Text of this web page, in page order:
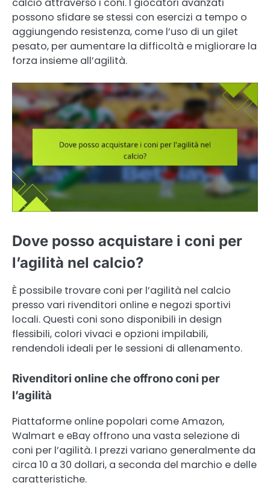
possono sfidare se stessi con esercizi a tempo o
aggiungendo resistenza, come l’uso di un gilet
pesato, per aumentare la difficoltà e migliorare la
forza insieme all’agilità.
Dove posso acquistare i coni per
l’agilità nel calcio?
È possibile trovare coni per l’agilità nel calcio
presso vari rivenditori online e negozi sportivi
locali. Questi coni sono disponibili in design
flessibili, colori vivaci e opzioni impilabili,
rendendoli ideali per le sessioni di allenamento.
Rivenditori online che offrono coni per
l’agilità
Piattaforme online popolari come Amazon,
Walmart e eBay offrono una vasta selezione di
coni per l’agilità. I prezzi variano generalmente da
circa 10 a 30 dollari, a seconda del marchio e delle
caratteristiche.